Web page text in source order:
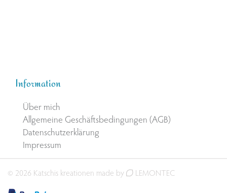
Information
Über mich
Allgemeine Geschäftsbedingungen (AGB)
Datenschutzerklärung
Impressum
© 2026 Katschis kreationen made by LEMONTEC